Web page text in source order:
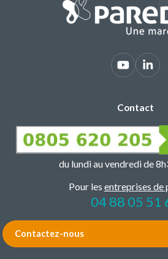
Contact
du lundi au vendredi de
Pour les entreprises de
04 88 05 51
Contactez-nous